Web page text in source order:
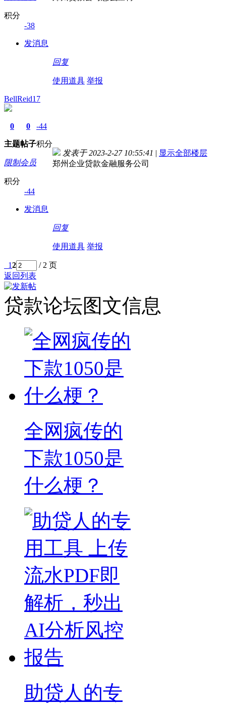
积分
-38
发消息
回复
使用道具 举报
BellReid17
0
主题
0
帖子
-44
积分
限制会员
积分
-44
发消息
发表于 2023-2-27 10:55:41 | 显示全部楼层
郑州企业贷款金融服务公司
回复
使用道具 举报
12
/ 2 页
返回列表
贷款论坛图文信息
全网疯传的
下款1050是
什么梗？
助贷人的专